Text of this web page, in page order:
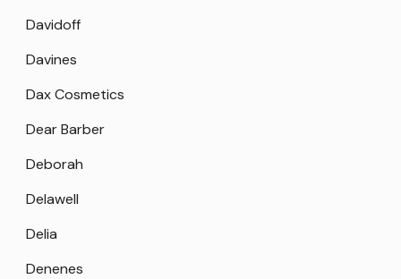
Davidoff
Davines
Dax Cosmetics
Dear Barber
Deborah
Delawell
Delia
Denenes